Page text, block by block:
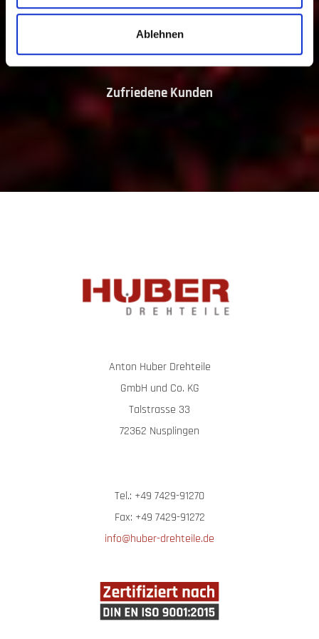
Ablehnen
90%
Zufriedene Kunden
Anton Huber Drehteile
GmbH und Co. KG
Talstrasse 33
72362 Nusplingen
Tel.: +49 7429-91270
Fax: +49 7429-91272
info@huber-drehteile.de